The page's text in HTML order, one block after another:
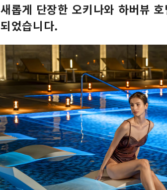
새롭게 단장한 오키나와 하버뷰
되었습니다.